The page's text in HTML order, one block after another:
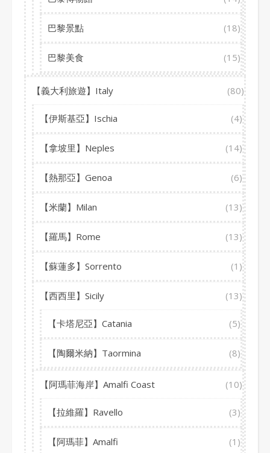
巴黎景點 (18)
巴黎美食 (15)
【義大利旅遊】Italy (80)
【伊斯基亞】Ischia (4)
【拿坡里】Neples (14)
【熱那亞】Genoa (6)
【米蘭】Milan (13)
【羅馬】Rome (13)
【蘇蓮多】Sorrento (1)
【西西里】Sicily (13)
【卡塔尼亞】Catania (5)
【陶爾米納】Taormina (8)
【阿瑪菲海岸】Amalfi Coast (10)
【拉維羅】Ravello (3)
【阿瑪菲】Amalfi (1)